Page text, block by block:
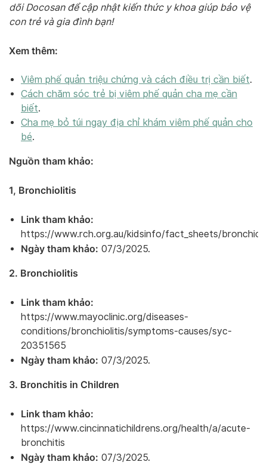
dõi Docosan để cập nhật kiến thức y khoa giúp bảo vệ
con trẻ và gia đình bạn!
Xem thêm:
Viêm phế quản triệu chứng và cách điều trị cần biết.
Cách chăm sóc trẻ bị viêm phế quản cha mẹ cần
biết.
Cha mẹ bỏ túi ngay địa chỉ khám viêm phế quản cho
bé.
Nguồn tham khảo:
1, Bronchiolitis
Link tham khảo:
https://www.rch.org.au/kidsinfo/fact_sheets/
Ngày tham khảo: 07/3/2025.
2. Bronchiolitis
Link tham khảo:
https://www.mayoclinic.org/diseases-
conditions/bronchiolitis/symptoms-causes/syc-
20351565
Ngày tham khảo: 07/3/2025.
3. Bronchitis in Children
Link tham khảo:
https://www.cincinnatichildrens.org/health/a/acute-
bronchitis
Ngày tham khảo: 07/3/2025.